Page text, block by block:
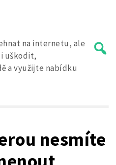
na internetu, ale
uškodit,
a využijte nabídku
nesmíte